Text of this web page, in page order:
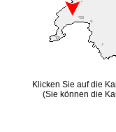
Klicken Sie auf die
(Sie können die